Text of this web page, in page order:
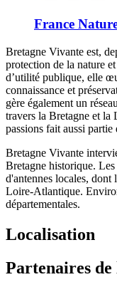
France
Bretagne Vivante est,
protection de la nature
d’utilité publique, elle
connaissance et
gère également un
travers la Bretagne et la
passions fait aussi
Bretagne Vivante
Bretagne historique.
d'antennes locales, dont
Loire-Atlantique.
départementales.
Localisation
Partenaires